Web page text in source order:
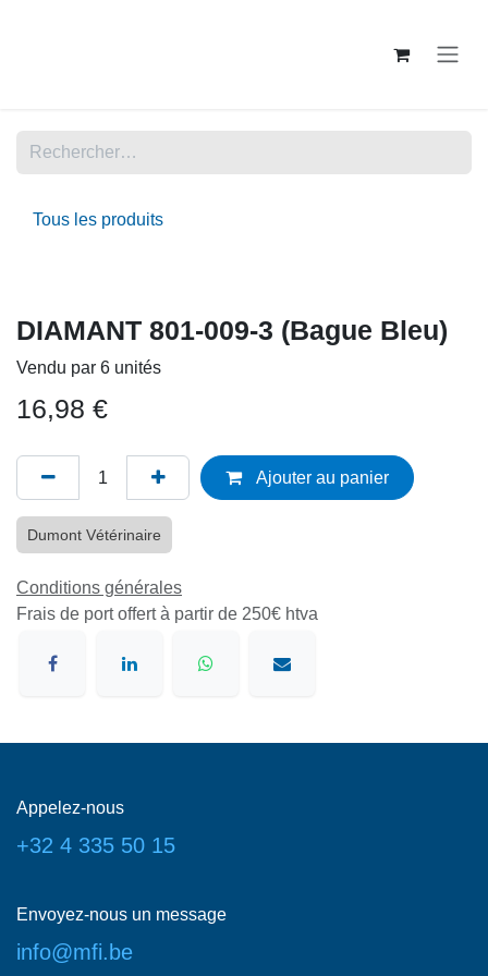
Tous les produits
DIAMANT 801-009-3 (Bague Bleu)
Vendu par 6 unités
16,98 €
Ajouter au panier
Dumont Vétérinaire
Conditions générales
Frais de port offert à partir de 250€ htva
Appelez-nous
+32 4 335 50 15
Envoyez-nous un message
info@mfi.be